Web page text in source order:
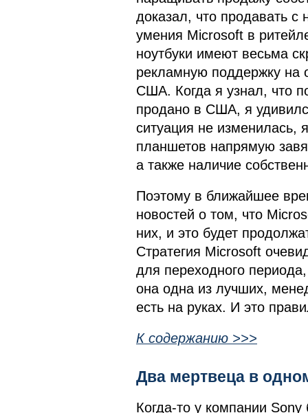
доказал, что продавать с
умения Microsoft в
ноутбуки имеют весьма
рекламную поддержку на
США. Когда я узнал, что
продано в США, я
ситуация не
планшетов напрямую
а также наличие
Поэтому в ближайшее
новостей о том, что
них, и это будет
Стратегия Microsoft
для переходного
она одна из лучших,
есть на руках. И это
К содержанию >>>
Два мертвеца в
Когда-то у компании